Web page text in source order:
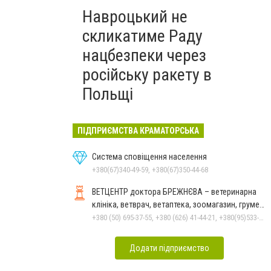
Навроцький не
скликатиме Раду
нацбезпеки через
російську ракету в
Польщі
ПІДПРИЄМСТВА КРАМАТОРСЬКА
Система сповіщення населення
+380(67)340-49-59, +380(67)350-44-68
ВЕТЦЕНТР доктора БРЕЖНЄВА – ветеринарна
клініка, ветврач, ветаптека, зоомагазин, грумер,
стрижки.
+380 (50) 695-37-55, +380 (626) 41-44-21, +380(95)533-90-03
Додати підприємство